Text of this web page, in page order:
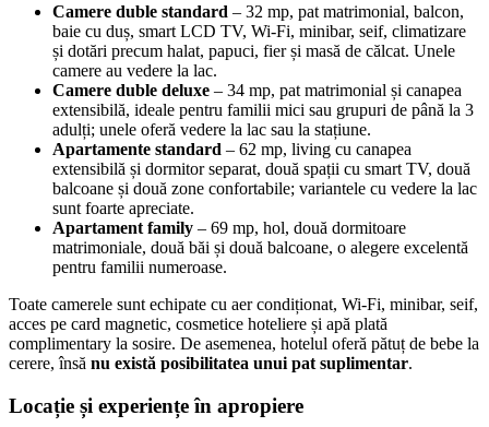
Camere duble standard – 32 mp, pat matrimonial, balcon,
baie cu duș, smart LCD TV, Wi‑Fi, minibar, seif, climatizare
și dotări precum halat, papuci, fier și masă de călcat. Unele
camere au vedere la lac.
Camere duble deluxe – 34 mp, pat matrimonial și canapea
extensibilă, ideale pentru familii mici sau grupuri de până la 3
adulți; unele oferă vedere la lac sau la stațiune.
Apartamente standard – 62 mp, living cu canapea
extensibilă și dormitor separat, două spații cu smart TV, două
balcoane și două zone confortabile; variantele cu vedere la lac
sunt foarte apreciate.
Apartament family – 69 mp, hol, două dormitoare
matrimoniale, două băi și două balcoane, o alegere excelentă
pentru familii numeroase.
Toate camerele sunt echipate cu aer condiționat, Wi‑Fi, minibar, seif,
acces pe card magnetic, cosmetice hoteliere și apă plată
complimentary la sosire. De asemenea, hotelul oferă pătuț de bebe la
cerere, însă nu există posibilitatea unui pat suplimentar.
Locație și experiențe în apropiere